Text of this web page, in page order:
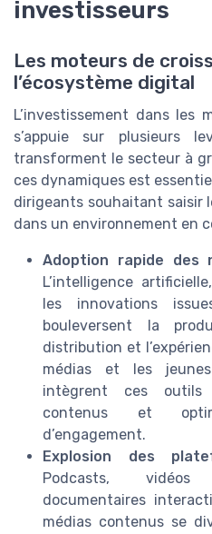
investisseurs
Les moteurs de
l’écosystème digital
L’investissement dans les
s’appuie sur plusieurs
transforment le secteur à
ces dynamiques est
dirigeants souhaitant saisir
dans un environnement en
Adoption rapide des
L’intelligence
les innovations
bouleversent la
distribution et
médias et les
intègrent ces outils
contenus et
d’engagement.
Explosion des
Podcasts, vidéos
documentaires
médias contenus se